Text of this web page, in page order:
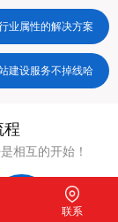
业属性的解决方案
建设服务不掉线哈
程
相互的开始！
联系